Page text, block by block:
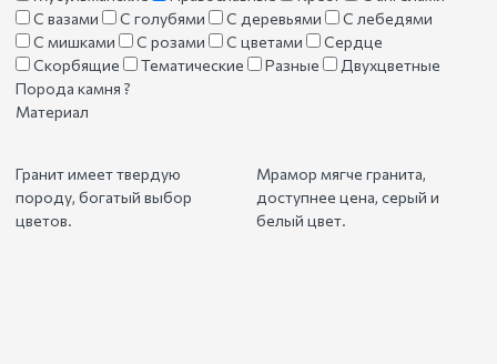
С вазами
С голубями С деревьями
С лебедями
С мишками
С розами С цветами
Сердце
Скорбящие
Тематические Разные
Двухцветные
Порода камня ?
Материал
Гранит имеет твердую
породу, богатый выбор
цветов.
Мрамор мягче гранита,
доступнее цена, серый и
белый цвет.